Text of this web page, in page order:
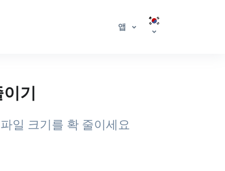
앱
기
일 크기를 확 줄이세요